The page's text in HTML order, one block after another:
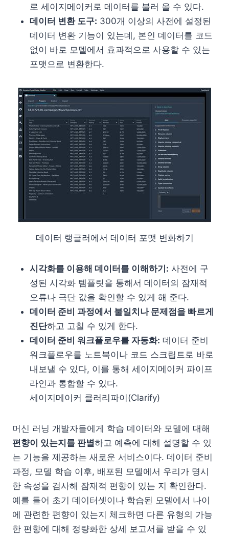
로 세이지메이커로 데이터를 불러 올 수 있다.
데이터 변환 도구: 300개 이상의 사전에 설정된
데이터 변환 기능이 있는데, 본인 데이터를 코드
없이 바로 모델에서 효과적으로 사용할 수 있는
포맷으로 변환한다.
데이터 랭글러에서 데이터 포맷 변화하기
시각화를 이용해 데이터를 이해하기: 사전에 구
성된 시각화 템플릿을 통해서 데이터의 잠재적
오류나 극단 값을 확인할 수 있게 해 준다.
데이터 준비 과정에서 불일치나 문제점을 빠르게
진단하고 고칠 수 있게 한다.
데이터 준비 워크폴로우를 자동화: 데이터 준비
워크플로우를 노트북이나 코드 스크립트로 바로
내보낼 수 있다, 이를 통해 세이지메이커 파이프
라인과 통합할 수 있다.
세이지메이커 클러리파이(Clarify)
머신 러닝 개발자들에게 학습 데이터와 모델에 대해
편향이 있는지를 판별하고 예측에 대해 설명할 수 있
는 기능을 제공하는 새로운 서비스이다. 데이터 준비
과정, 모델 학습 이후, 배포된 모델에서 우리가 명시
한 속성을 검사해 잠재적 편향이 있는 지 확인한다.
예를 들어 초기 데이터셋이나 학습된 모델에서 나이
에 관련한 편향이 있는지 체크하면 다른 유형의 가능
한 편향에 대해 정량화한 상세 보고서를 받을 수 있